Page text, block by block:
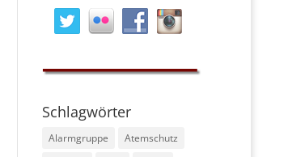
Schlagwörter
Alarmgruppe
Atemschutz